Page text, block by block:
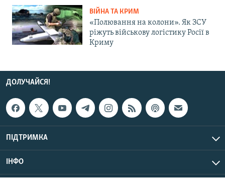
ВІЙНА ТА КРИМ
«Полювання на колони». Як ЗСУ
ріжуть військову логістику Росії в
Криму
ДОЛУЧАЙСЯ!
ПІДТРИМКА
ІНФО